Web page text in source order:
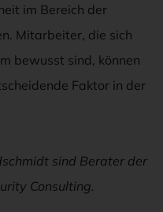
im Bereich der
Mitarbeiter, die sich
bewusst sind, können
Faktor in der
sind Berater der
Consulting.